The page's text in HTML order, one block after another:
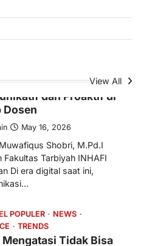
View All
TRENDS
Mengatasi Tidak Bisa
ke Wordpres karena
asking you to sign
October 30, 2025
anda tidak bisa login
dengan notif “This site
NEWS
TRENDS